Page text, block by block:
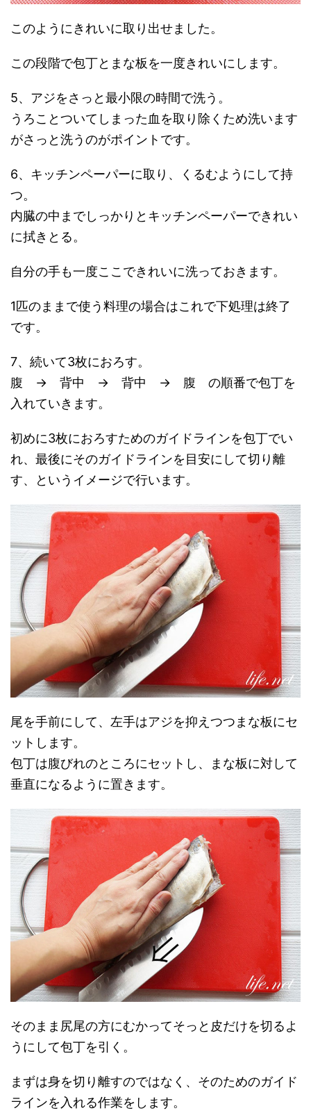
このようにきれいに取り出せました。
この段階で包丁とまな板を一度きれいにします。
5、アジをさっと最小限の時間で洗う。
うろことついてしまった血を取り除くため洗います
がさっと洗うのがポイントです。
6、キッチンペーパーに取り、くるむようにして持
つ。
内臓の中までしっかりとキッチンペーパーできれい
に拭きとる。
自分の手も一度ここできれいに洗っておきます。
1匹のままで使う料理の場合はこれで下処理は終了
です。
7、続いて3枚におろす。
腹 → 背中 → 背中 → 腹 の順番で包丁を
入れていきます。
初めに3枚におろすためのガイドラインを包丁でい
れ、最後にそのガイドラインを目安にして切り離
す、というイメージで行います。
尾を手前にして、左手はアジを抑えつつまな板にセ
ットします。
包丁は腹びれのところにセットし、まな板に対して
垂直になるように置きます。
そのまま尻尾の方にむかってそっと皮だけを切るよ
うにして包丁を引く。
まずは身を切り離すのではなく、そのためのガイド
ラインを入れる作業をします。